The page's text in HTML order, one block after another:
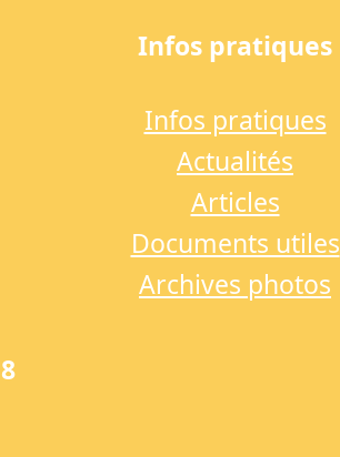
Infos pratiques
Infos pratiques
Actualités
Articles
Documents utiles
Archives photos